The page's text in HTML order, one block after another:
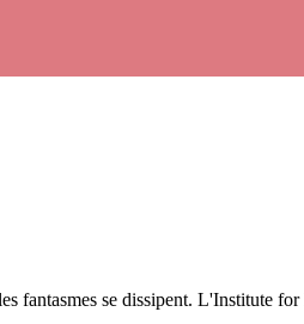
fantasmes se dissipent. L'Institute